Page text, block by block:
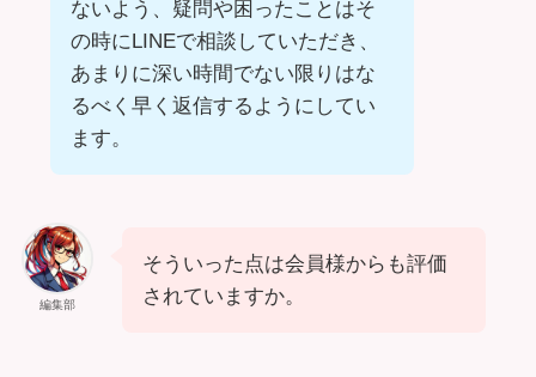
ないよう、疑問や困ったことはそ
の時にLINEで相談していただき、
あまりに深い時間でない限りはな
るべく早く返信するようにしてい
ます。
編集部
そういった点は会員様からも評価
されていますか。